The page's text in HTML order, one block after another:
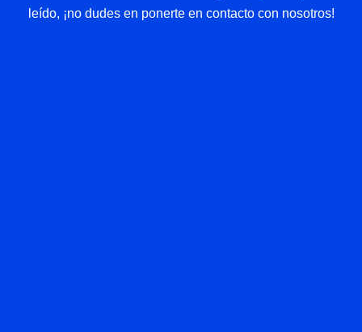
leído, ¡no dudes en ponerte en contacto con nosotros!